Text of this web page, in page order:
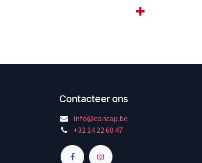
Contacteer ons
info@concap.be
+32 14 22 60 47